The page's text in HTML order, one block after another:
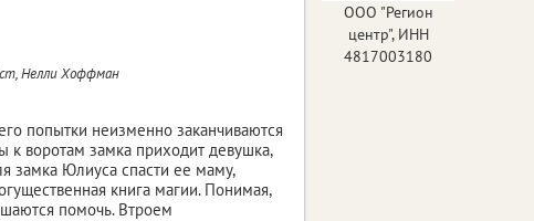
Нелли Хоффман
попытки неизменно заканчиваются
воротам замка приходит девушка,
замка Юлиуса спасти ее маму,
книга магии. Понимая,
помочь. Втроем
ООО "Регион
центр", ИНН
4817003180